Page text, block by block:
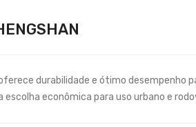
durabilidade e ótimo desempenho
escolha econômica para uso urbano e